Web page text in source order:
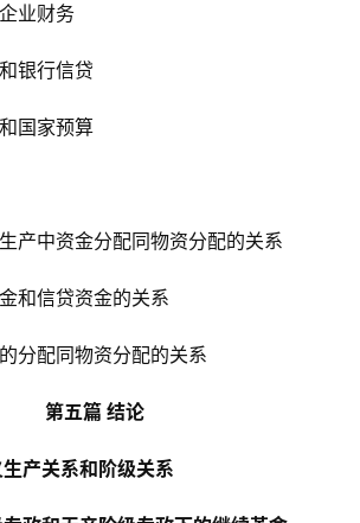
业财务
银行信贷
国家预算
产中资金分配同物资分配的关系
和信贷资金的关系
分配同物资分配的关系
第五篇 结论
产关系和阶级关系